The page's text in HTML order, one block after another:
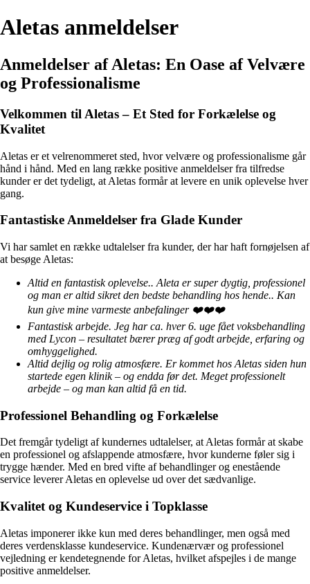
Aletas anmeldelser
Anmeldelser af Aletas: En Oase af Velvære
og Professionalisme
Velkommen til Aletas – Et Sted for Forkælelse og
Kvalitet
Aletas er et velrenommeret sted, hvor velvære og professionalisme går
hånd i hånd. Med en lang række positive anmeldelser fra tilfredse
kunder er det tydeligt, at Aletas formår at levere en unik oplevelse hver
gang.
Fantastiske Anmeldelser fra Glade Kunder
Vi har samlet en række udtalelser fra kunder, der har haft fornøjelsen af
at besøge Aletas:
Altid en fantastisk oplevelse.. Aleta er super dygtig, professionel
og man er altid sikret den bedste behandling hos hende.. Kan
kun give mine varmeste anbefalinger ❤️❤️❤️
Fantastisk arbejde. Jeg har ca. hver 6. uge fået voksbehandling
med Lycon – resultatet bærer præg af godt arbejde, erfaring og
omhyggelighed.
Altid dejlig og rolig atmosfære. Er kommet hos Aletas siden hun
startede egen klinik – og endda før det. Meget professionelt
arbejde – og man kan altid få en tid.
Professionel Behandling og Forkælelse
Det fremgår tydeligt af kundernes udtalelser, at Aletas formår at skabe
en professionel og afslappende atmosfære, hvor kunderne føler sig i
trygge hænder. Med en bred vifte af behandlinger og enestående
service leverer Aletas en oplevelse ud over det sædvanlige.
Kvalitet og Kundeservice i Topklasse
Aletas imponerer ikke kun med deres behandlinger, men også med
deres verdensklasse kundeservice. Kundenærvær og professionel
vejledning er kendetegnende for Aletas, hvilket afspejles i de mange
positive anmeldelser.